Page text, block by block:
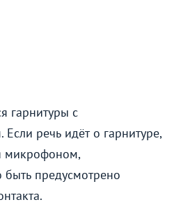
гарнитуры с
речь идёт о гарнитуре,
микрофоном,
быть предусмотрено